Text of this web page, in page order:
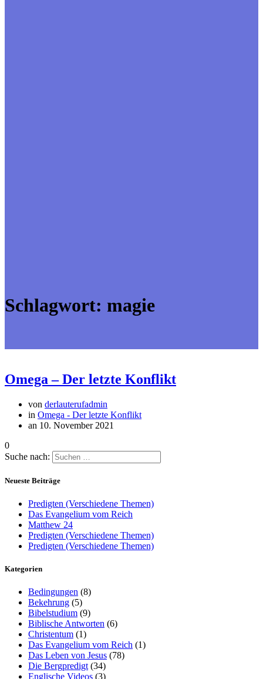
Schlagwort: magie
Omega – Der letzte Konflikt
von derlauterufadmin
in Omega - Der letzte Konflikt
an 10. November 2021
0
Suche nach:
Neueste Beiträge
Predigten (Verschiedene Themen)
Das Evangelium vom Reich
Matthew 24
Predigten (Verschiedene Themen)
Predigten (Verschiedene Themen)
Kategorien
Bedingungen (8)
Bekehrung (5)
Bibelstudium (9)
Biblische Antworten (6)
Christentum (1)
Das Evangelium vom Reich (1)
Das Leben von Jesus (78)
Die Bergpredigt(34)
Englische Videos (3)